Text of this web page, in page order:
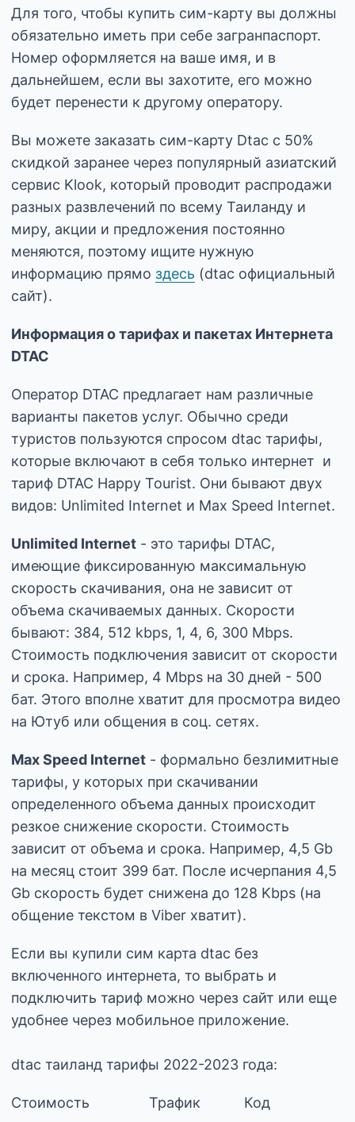
Для того, чтобы купить сим-карту вы должны
обязательно иметь при себе загранпаспорт.
Номер оформляется на ваше имя, и в
дальнейшем, если вы захотите, его можно
будет перенести к другому оператору.
Вы можете заказать сим-карту Dtac с 50%
скидкой заранее через популярный азиатский
сервис Klook, который проводит распродажи
разных развлечений по всему Таиланду и
миру, акции и предложения постоянно
меняются, поэтому ищите нужную
информацию прямо здесь (dtac официальный
сайт).
Информация о тарифах и пакетах Интернета
DTAC
Оператор DTAC предлагает нам различные
варианты пакетов услуг. Обычно среди
туристов пользуются спросом dtac тарифы,
которые включают в себя только интернет и
тариф DTAC Happy Tourist. Они бывают двух
видов: Unlimited Internet и Max Speed Internet.
Unlimited Internet - это тарифы DTAC,
имеющие фиксированную максимальную
скорость скачивания, она не зависит от
объема скачиваемых данных. Скорости
бывают: 384, 512 kbps, 1, 4, 6, 300 Mbps.
Стоимость подключения зависит от скорости
и срока. Например, 4 Mbps на 30 дней - 500
бат. Этого вполне хватит для просмотра видео
на Ютуб или общения в соц. сетях.
Max Speed Internet - формально безлимитные
тарифы, у которых при скачивании
определенного объема данных происходит
резкое снижение скорости. Стоимость
зависит от объема и срока. Например, 4,5 Gb
на месяц стоит 399 бат. После исчерпания 4,5
Gb скорость будет снижена до 128 Kbps (на
общение текстом в Viber хватит).
Если вы купили сим карта dtac без
включенного интернета, то выбрать и
подключить тариф можно через сайт или еще
удобнее через мобильное приложение.
dtac таиланд тарифы 2022-2023 года:
Стоимость Трафик Код